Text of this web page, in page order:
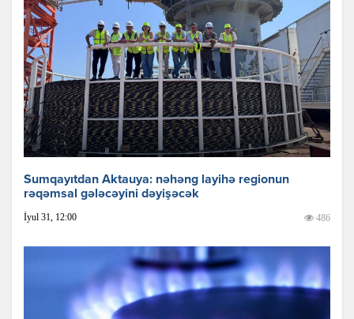
Sumqayıtdan Aktauya: nəhəng layihə regionun
rəqəmsal gələcəyini dəyişəcək
İyul 31, 12:00 486